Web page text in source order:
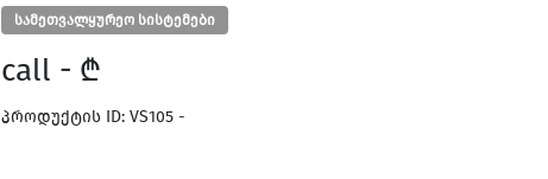
სამეთვალყურეო სისტემები
call - ₾
პროდუქტის ID: VS105 -